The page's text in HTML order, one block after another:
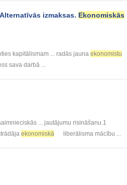
izmaksas. Ekonomiskās
kapitālismam ... radās jauna ekonomistu
sava darbā ...
... jautājumu risināšanu.1
ekonomiskā liberālisma mācību ...